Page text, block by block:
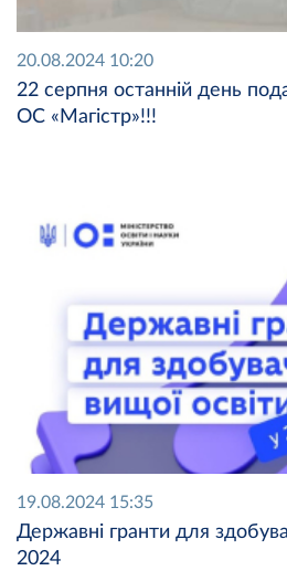
20.08.2024 10:20
22 серпня останній день
ОС «Магістр»!!!
19.08.2024 15:35
Державні гранти для
2024